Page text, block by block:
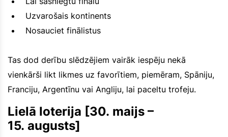
Uzvarošais kontinents
Nosauciet finālistus
Tas dod derību slēdzējiem vairāk iespēju nekā
vienkārši likt likmes uz favorītiem, piemēram, Spāniju,
Franciju, Argentīnu vai Angliju, lai paceltu trofeju.
Lielā loterija [30. maijs –
15. augusts]